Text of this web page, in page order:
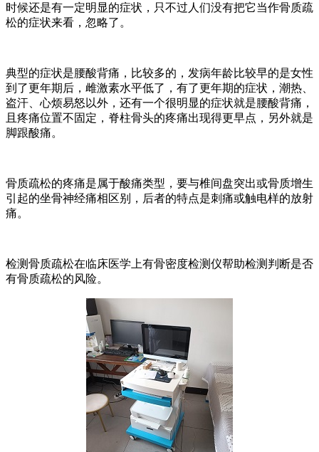
时候还是有一定明显的症状，只不过人们没有把它当作骨质疏
松的症状来看，忽略了。
典型的症状是腰酸背痛，比较多的，发病年龄比较早的是女性
到了更年期后，雌激素水平低了，有了更年期的症状，潮热、
盗汗、心烦易怒以外，还有一个很明显的症状就是腰酸背痛，
且疼痛位置不固定，脊柱骨头的疼痛出现得更早点，另外就是
脚跟酸痛。
骨质疏松的疼痛是属于酸痛类型，要与椎间盘突出或骨质增生
引起的坐骨神经痛相区别，后者的特点是刺痛或触电样的放射
痛。
检测骨质疏松在临床医学上有骨密度检测仪帮助检测判断是否
有骨质疏松的风险。